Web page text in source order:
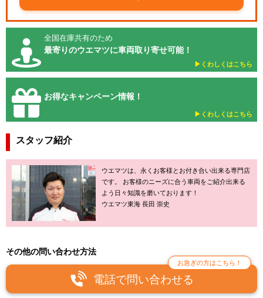
全国在庫共有のため
最寄りのウエマツに車両取り寄せ可能！
▶︎くわしくはこちら
お得なキャンペーン情報！
▶︎くわしくはこちら
スタッフ紹介
ウエマツは、永くお客様とお付き合い出来る専門店
です。 お客様のニーズに合う車両をご紹介出来る
よう日々知識を磨いております！
ウエマツ東海 長田 崇史
その他の問い合わせ方法
電話で問い合わせる
お急ぎの方はこちら！